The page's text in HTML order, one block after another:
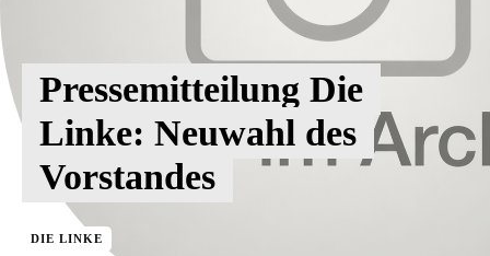
Pressemitteilung Die
Linke: Neuwahl des
Vorstandes
DIE LINKE